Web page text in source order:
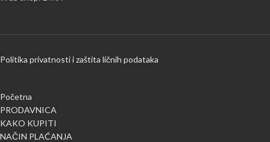
Politika privatnosti i zaštita ličnih podataka
Početna
PRODAVNICA
KAKO KUPITI
NAČIN PLAĆANJA